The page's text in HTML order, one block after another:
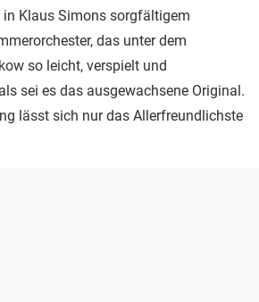
Klaus Simons sorgfältigem
das unter dem
so leicht, verspielt und
sei es das ausgewachsene Original.
lässt sich nur das Allerfreundlichste